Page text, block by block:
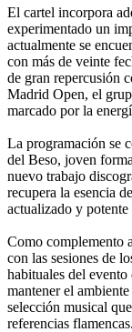
El cartel incorpora
experimentado un
actualmente se
con más de veinte
de gran repercusión
Madrid Open, el
marcado por la
La programación se
del Beso, joven
nuevo trabajo
recupera la esencia
actualizado y potente
Como complemento
con las sesiones de
habituales del evento
mantener el
selección musical
referencias flamencas.